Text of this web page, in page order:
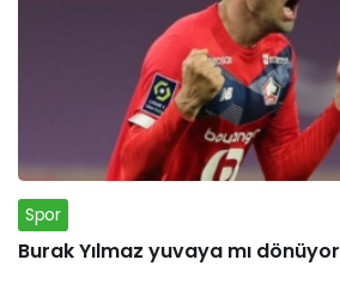
Spor
Burak Yılmaz yuvaya mı dönüyor